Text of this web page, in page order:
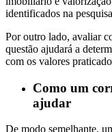
identificados na
Por outro lado, avaliar
questão ajudará a
com os valores
Como um
ajudar
De modo semelhante,